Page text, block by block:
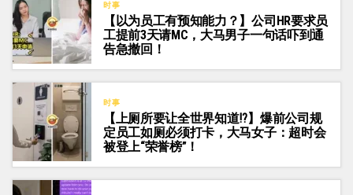
时事
【以为员工有预知能力？】公司HR要求员
工提前3天请MC，大马男子一句话吓到通
告急撤回！
时事
【上厕所要让全世界知道⁉️】爆前公司规
定员工如厕必须打卡，大马女子：超时会
被登上“荣誉榜”！